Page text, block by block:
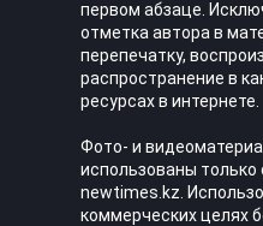
первом абзаце.
отметка автора в
перепечатку,
распространение в
ресурсах в интернете.
Фото- и
использованы только
newtimes.kz.
коммерческих целях